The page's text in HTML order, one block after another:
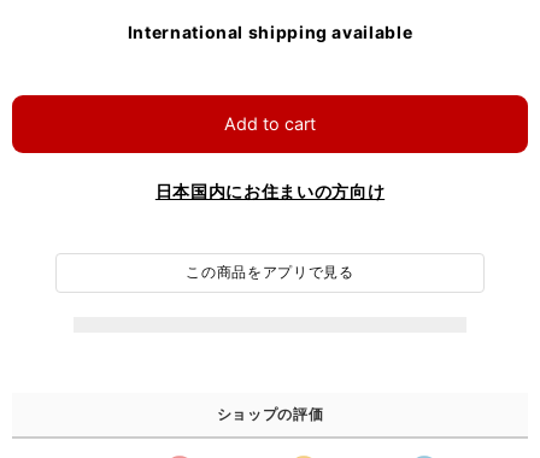
International shipping available
Add to cart
日本国内にお住まいの方向け
この商品をアプリで見る
ショップの評価